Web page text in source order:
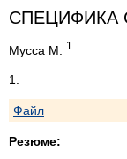
СПЕЦИФИКА
Мусса М. 1
1.
Файл
Резюме: